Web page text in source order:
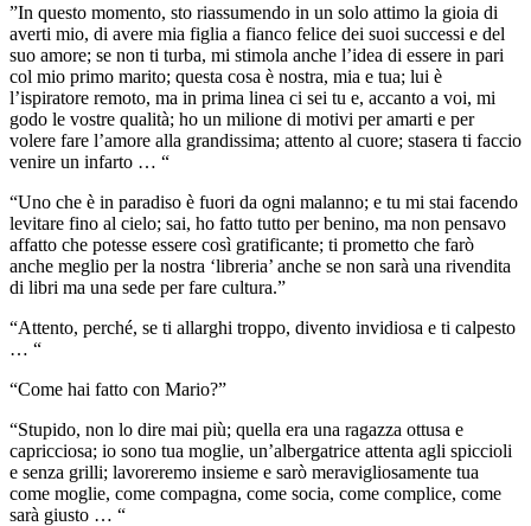
”In questo momento, sto riassumendo in un solo attimo la gioia di
averti mio, di avere mia figlia a fianco felice dei suoi successi e del
suo amore; se non ti turba, mi stimola anche l’idea di essere in pari
col mio primo marito; questa cosa è nostra, mia e tua; lui è
l’ispiratore remoto, ma in prima linea ci sei tu e, accanto a voi, mi
godo le vostre qualità; ho un milione di motivi per amarti e per
volere fare l’amore alla grandissima; attento al cuore; stasera ti faccio
venire un infarto … “
“Uno che è in paradiso è fuori da ogni malanno; e tu mi stai facendo
levitare fino al cielo; sai, ho fatto tutto per benino, ma non pensavo
affatto che potesse essere così gratificante; ti prometto che farò
anche meglio per la nostra ‘libreria’ anche se non sarà una rivendita
di libri ma una sede per fare cultura.”
“Attento, perché, se ti allarghi troppo, divento invidiosa e ti calpesto
… “
“Come hai fatto con Mario?”
“Stupido, non lo dire mai più; quella era una ragazza ottusa e
capricciosa; io sono tua moglie, un’albergatrice attenta agli spiccioli
e senza grilli; lavoreremo insieme e sarò meravigliosamente tua
come moglie, come compagna, come socia, come complice, come
sarà giusto … “